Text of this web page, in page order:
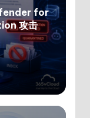
for
攻击